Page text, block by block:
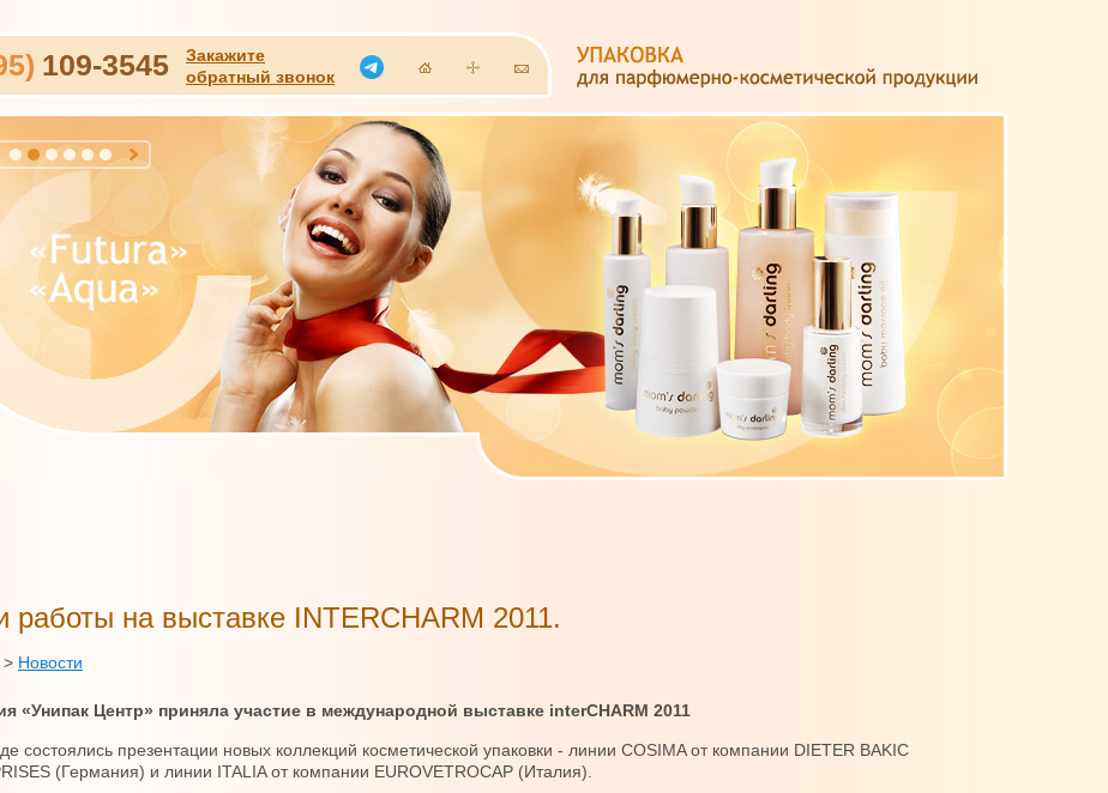
109-3545
Закажите
обратный звонок
работы на выставке INTERCHARM 2011.
> Новости
«Унипак Центр» приняла участие в международной выставке interCHARM 2011
состоялись презентации новых коллекций косметической упаковки - линии COSIMA от компании DIETER BAKIC
(Германия) и линии ITALIA от компании EUROVETROCAP (Италия).